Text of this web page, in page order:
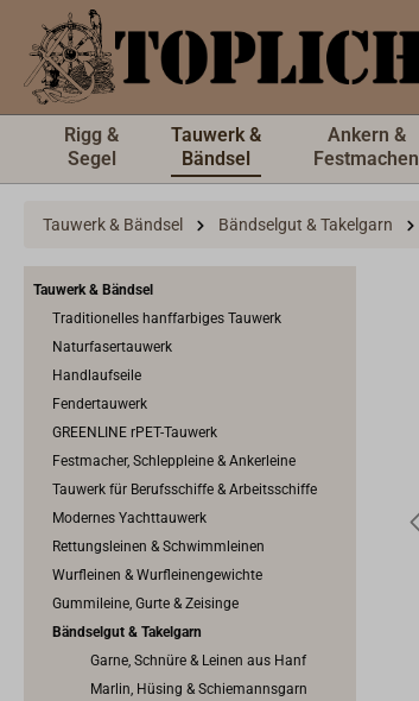
springen
Rigg &
Segel
Tauwerk &
Bändsel
Ankern &
Festmachen
Tauwerk & Bändsel Bändselgut & Takelgarn
Tauwerk & Bändsel
Traditionelles hanffarbiges Tauwerk
Naturfasertauwerk
Handlaufseile
Fendertauwerk
GREENLINE rPET-Tauwerk
Festmacher, Schleppleine & Ankerleine
Tauwerk für Berufsschiffe & Arbeitsschiffe
Modernes Yachttauwerk
Rettungsleinen & Schwimmleinen
Wurfleinen & Wurfleinengewichte
Gummileine, Gurte & Zeisinge
Bändselgut & Takelgarn
Garne, Schnüre & Leinen aus Hanf
Marlin, Hüsing & Schiemannsgarn